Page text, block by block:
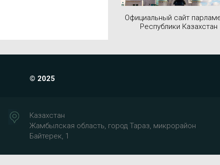
Официальный сайт
Республики Казахстан
© 2025
Казахстан
Жамбылская область, город Тараз, микрорайон
Байтерек, 1